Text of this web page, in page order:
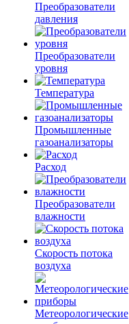
Преобразователи
давления
Преобразователи
уровня
Температура
Промышленные
газоанализаторы
Расход
Преобразователи
влажности
Скорость потока
воздуха
Метеорологические